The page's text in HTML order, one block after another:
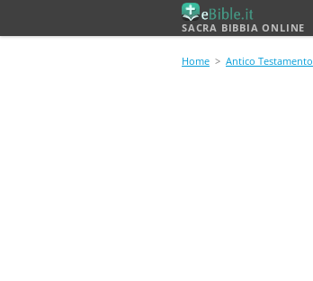
SACRA BIBBIA ONLINE
Home > Antico Testamento